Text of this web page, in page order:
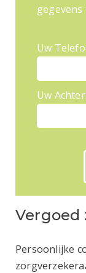
gegevens
Uw
Uw
Vergoed
Persoonlijke